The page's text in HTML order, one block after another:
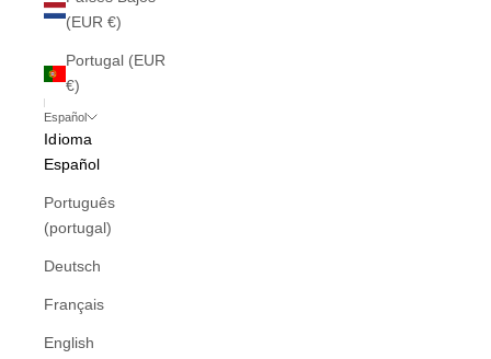
(EUR €)
Portugal (EUR
€)
Español
Idioma
Español
Português
(portugal)
Deutsch
Français
English